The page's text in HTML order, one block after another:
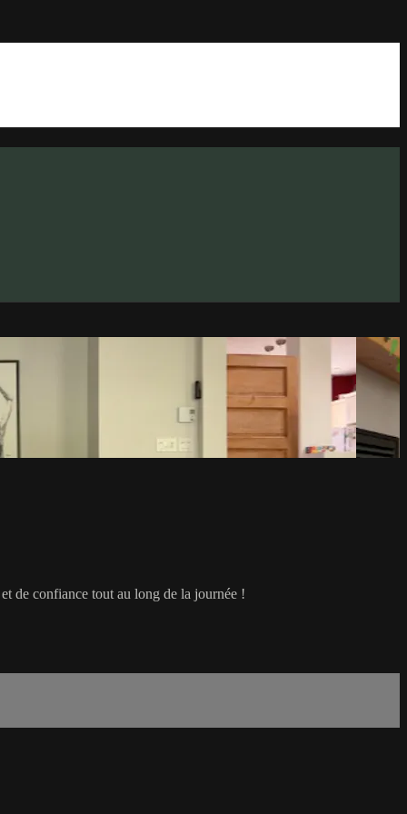
de confiance tout au long de la journée !